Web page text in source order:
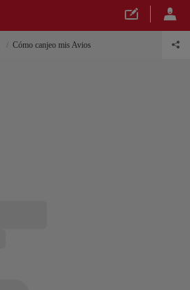
Cómo canjeo mis Avios